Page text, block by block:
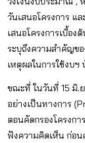
วันเสนอโครงการ แ
เสนอโครงการเบื้อ
ระบุถึงความสำคัญขอ
เหตุผลในการใช้งบฯ
ขณะที่ ในวันที่ 15 มิ.ย
อย่างเป็นทางการ
ตอนคัดกรองโครงกา
ฟังความคิดเห็น ก่อ